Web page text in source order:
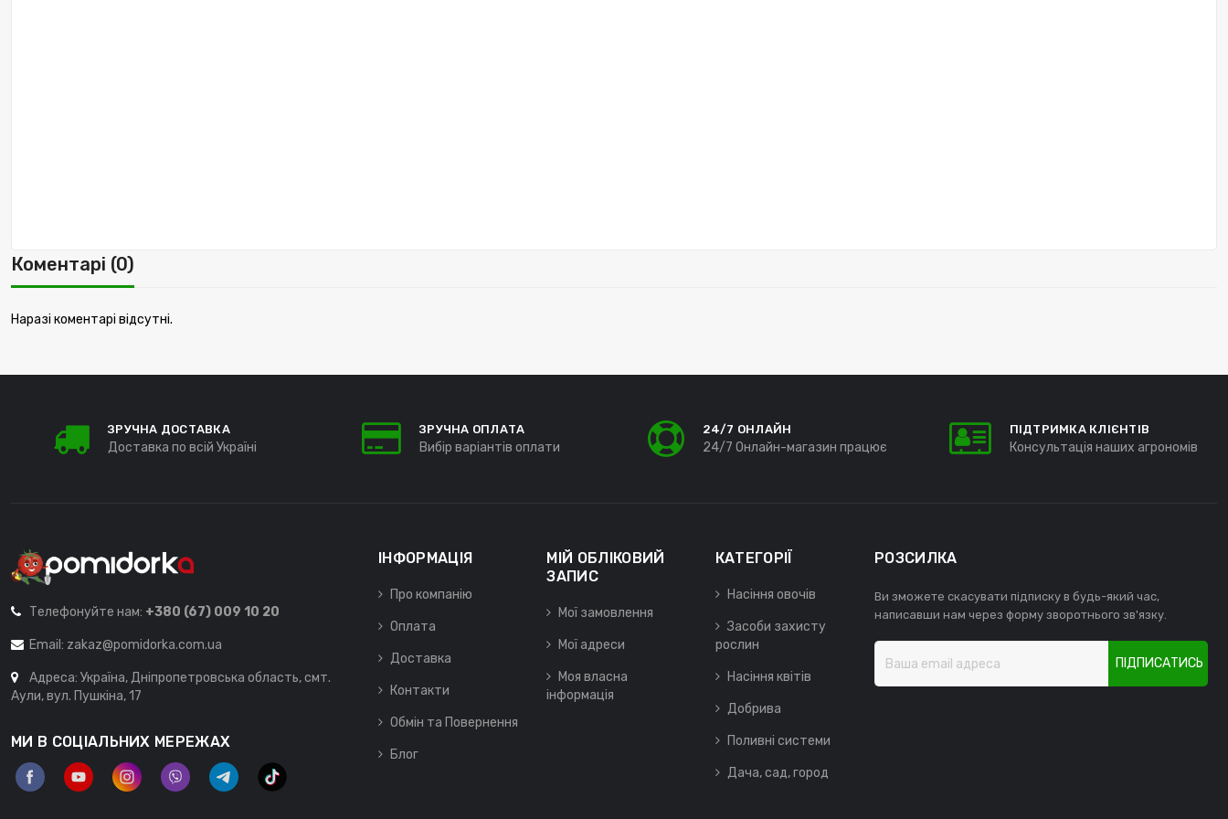
Коментарі (0)
Наразі коментарі відсутні.
ЗРУЧНА ДОСТАВКА
Доставка по всій Україні
ЗРУЧНА ОПЛАТА
Вибір варіантів оплати
24/7 ОНЛАЙН
24/7 Онлайн-магазин працює
ПІДТРИМКА КЛІЄНТІВ
Консультація наших агрономів
Телефонуйте нам: +380 (67) 009 10 20
Email: zakaz@pomidorka.com.ua
Адреса: Україна, Дніпропетровська область, смт.
Аули, вул. Пушкіна, 17
МИ В СОЦІАЛЬНИХ МЕРЕЖАХ
ІНФОРМАЦІЯ
Про компанію
Оплата
Доставка
Контакти
Обмін та Повернення
Блог
МІЙ ОБЛІКОВИЙ
ЗАПИС
Мої замовлення
Мої адреси
Моя власна
інформація
КАТЕГОРІЇ
Насіння овочів
Засоби захисту
рослин
Насіння квітів
Добрива
Поливні системи
Дача, сад, город
РОЗСИЛКА
Ви зможете скасувати підписку в будь-який час,
написавши нам через форму зворотнього зв'язку.
ПІДПИСАТИСЬ